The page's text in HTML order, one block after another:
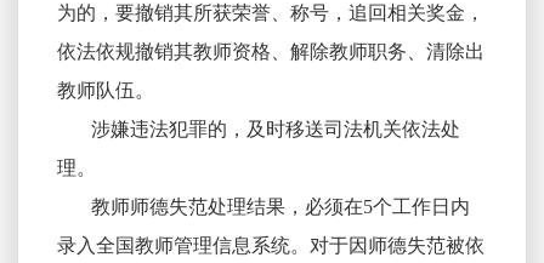
为的，要撤销其所获荣誉、称号，追回相关奖金，
依法依规撤销其教师资格、解除教师职务、清除出
教师队伍。
涉嫌违法犯罪的，及时移送司法机关依法处
理。
教师师德失范处理结果，必须在5个工作日内
录入全国教师管理信息系统。对于因师德失范被依